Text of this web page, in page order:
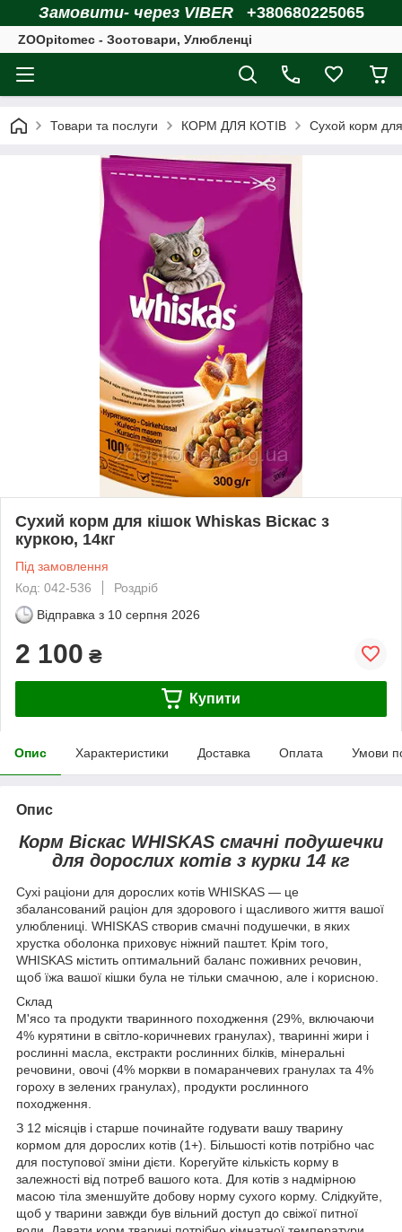
Замовити- через VIBER +380680225065
ZOOpitomec - Зоотовари, Улюбленці
Товари та послуги КОРМ ДЛЯ КОТІВ Сухой корм
Сухий корм для кішок Whiskas Віскас з
куркою, 14кг
Під замовлення
Код: 042-536
Роздріб
Відправка з 10 серпня 2026
2 100 ₴
Купити
Опис Характеристики Доставка Оплата Умови
Опис
Корм Віскас WHISKAS смачні подушечки
для дорослих котів з курки 14 кг
Сухі раціони для дорослих котів WHISKAS — це
збалансований раціон для здорового і щасливого життя вашої
улюблениці. WHISKAS створив смачні подушечки, в яких
хрустка оболонка приховує ніжний паштет. Крім того,
WHISKAS містить оптимальний баланс поживних речовин,
щоб їжа вашої кішки була не тільки смачною, але і корисною.
Склад
М'ясо та продукти тваринного походження (29%, включаючи
4% курятини в світло-коричневих гранулах), тваринні жири і
рослинні масла, екстракти рослинних білків, мінеральні
речовини, овочі (4% моркви в помаранчевих гранулах та 4%
гороху в зелених гранулах), продукти рослинного
походження.
З 12 місяців і старше починайте годувати вашу тварину
кормом для дорослих котів (1+). Більшості котів потрібно час
для поступової зміни дієти. Корегуйте кількість корму в
залежності від потреб вашого кота. Для котів з надмірною
масою тіла зменшуйте добову норму сухого корму. Слідкуйте,
щоб у тварини завжди був вільний доступ до свіжої питної